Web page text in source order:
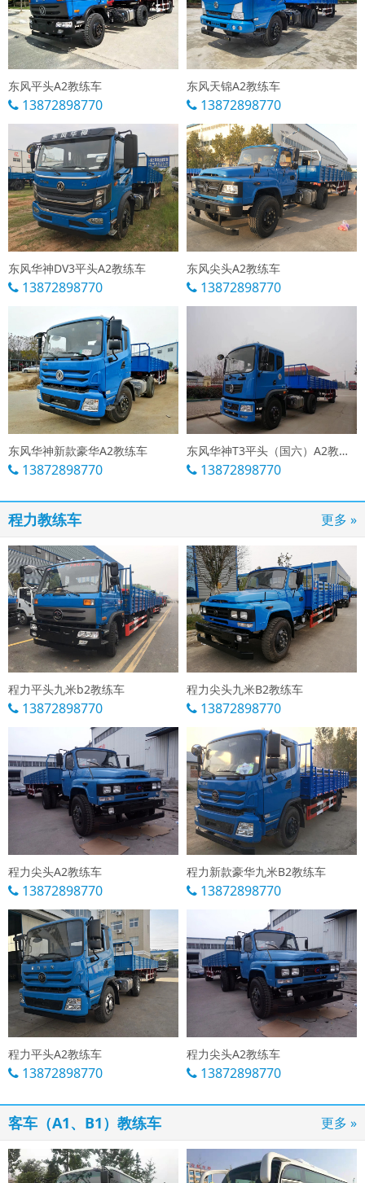
东风平头A2教练车
13872898770
东风天锦A2教练车
13872898770
东风华神DV3平头A2教练车
13872898770
东风尖头A2教练车
13872898770
东风华神新款豪华A2教练车
13872898770
东风华神T3平头（国六）A2教练车
13872898770
程力教练车 更多 »
程力平头九米b2教练车
13872898770
程力尖头九米B2教练车
13872898770
程力尖头A2教练车
13872898770
程力新款豪华九米B2教练车
13872898770
程力平头A2教练车
13872898770
程力尖头A2教练车
13872898770
客车（A1、B1）教练车 更多 »